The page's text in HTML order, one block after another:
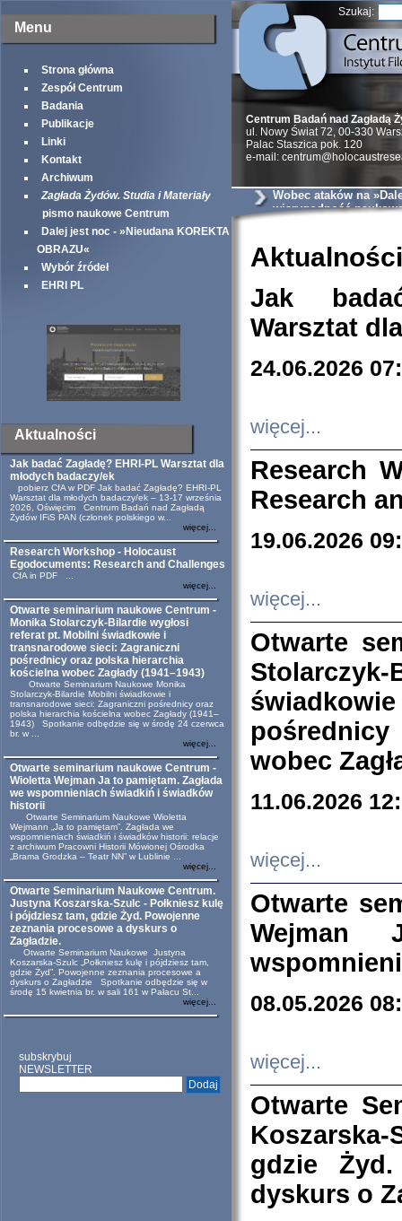
Menu
Strona główna
Zespół Centrum
Badania
Publikacje
Linki
Kontakt
Archiwum
Zagłada Żydów. Studia i Materiały
pismo naukowe Centrum
Dalej jest noc - »Nieudana KOREKTA
OBRAZU«
Wybór źródeł
EHRI PL
Aktualności
Jak badać Zagładę? EHRI-PL Warsztat dla
młodych badaczy/ek
pobierz CfA w PDF Jak badać Zagładę? EHRI-PL
Warsztat dla młodych badaczy/ek – 13-17 września
2026, Oświęcim Centrum Badań nad Zagładą
Żydów IFiS PAN (członek polskiego w...
więcej...
Research Workshop - Holocaust
Egodocuments: Research and Challenges
CfA in PDF ...
więcej...
Otwarte seminarium naukowe Centrum -
Monika Stolarczyk-Bilardie wygłosi
referat pt. Mobilni świadkowie i
transnarodowe sieci: Zagraniczni
pośrednicy oraz polska hierarchia
kościelna wobec Zagłady (1941–1943)
Otwarte Seminarium Naukowe Monika
Stolarczyk-Bilardie Mobilni świadkowie i
transnarodowe sieci: Zagraniczni pośrednicy oraz
polska hierarchia kościelna wobec Zagłady (1941–
1943) Spotkanie odbędzie się w środę 24 czerwca
br. w ...
więcej...
Otwarte seminarium naukowe Centrum -
Wioletta Wejman Ja to pamiętam. Zagłada
we wspomnieniach świadkiń i świadków
historii
Otwarte Seminarium Naukowe Wioletta
Wejmann „Ja to pamiętam”. Zagłada we
wspomnieniach świadkiń i świadków historii: relacje
z archiwum Pracowni Historii Mówionej Ośrodka
„Brama Grodzka – Teatr NN” w Lublinie ...
więcej...
Otwarte Seminarium Naukowe Centrum.
Justyna Koszarska-Szulc - Połkniesz kulę
i pójdziesz tam, gdzie Żyd. Powojenne
zeznania procesowe a dyskurs o
Zagładzie.
Otwarte Seminarium Naukowe Justyna
Koszarska-Szulc „Połkniesz kulę i pójdziesz tam,
gdzie Żyd”. Powojenne zeznania procesowe a
dyskurs o Zagładzie Spotkanie odbędzie się w
środę 15 kwietnia br. w sali 161 w Pałacu St...
więcej...
subskrybuj
NEWSLETTER
Szukaj:
Centrum Badań nad Zagładą
ul. Nowy Świat 72, 00-330
Palac Staszica pok. 120
e-mail:
Wobec ataków na
wiarygodność
Aktualności
Jak
Warsztat
24.06.2026
więcej...
Research
Research
19.06.2026
więcej...
Otwarte
wobec
11.06.2026
więcej...
Otwarte
Wejman
08.05.2026
więcej...
Otwarte
Koszarska-
gdzie
dyskurs o